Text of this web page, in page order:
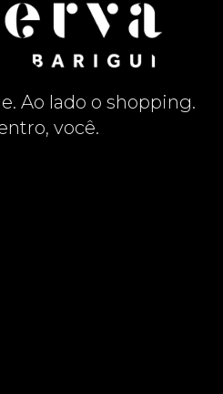
Ao lado o shopping.
você.